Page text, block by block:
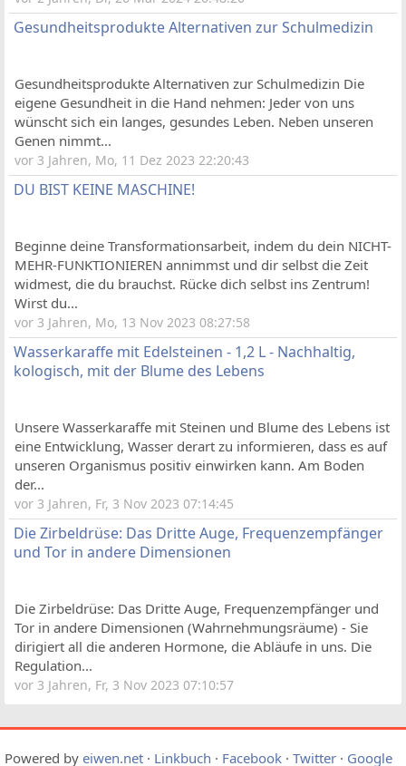
Gesundheitsprodukte Alternativen zur Schulmedizin
Gesundheitsprodukte Alternativen zur Schulmedizin Die
eigene Gesundheit in die Hand nehmen: Jeder von uns
wünscht sich ein langes, gesundes Leben. Neben unseren
Genen nimmt...
vor 3 Jahren, Mo, 11 Dez 2023 22:20:43
DU BIST KEINE MASCHINE!
Beginne deine Transformationsarbeit, indem du dein NICHT-
MEHR-FUNKTIONIEREN annimmst und dir selbst die Zeit
widmest, die du brauchst. Rücke dich selbst ins Zentrum!
Wirst du...
vor 3 Jahren, Mo, 13 Nov 2023 08:27:58
Wasserkaraffe mit Edelsteinen - 1,2 L - Nachhaltig,
kologisch, mit der Blume des Lebens
Unsere Wasserkaraffe mit Steinen und Blume des Lebens ist
eine Entwicklung, Wasser derart zu informieren, dass es auf
unseren Organismus positiv einwirken kann. Am Boden
der...
vor 3 Jahren, Fr, 3 Nov 2023 07:14:45
Die Zirbeldrüse: Das Dritte Auge, Frequenzempfänger
und Tor in andere Dimensionen
Die Zirbeldrüse: Das Dritte Auge, Frequenzempfänger und
Tor in andere Dimensionen (Wahrnehmungsräume) - Sie
dirigiert all die anderen Hormone, die Abläufe in uns. Die
Regulation...
vor 3 Jahren, Fr, 3 Nov 2023 07:10:57
Powered by eiwen.net · Linkbuch · Facebook · Twitter · Google